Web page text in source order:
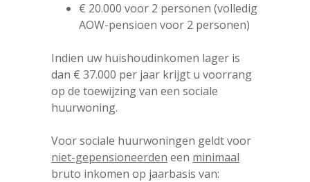
€ 20.000 voor 2 personen (volledig
AOW-pensioen voor 2 personen)
Indien uw huishoudinkomen lager is
dan € 37.000 per jaar krijgt u voorrang
op de toewijzing van een sociale
huurwoning.
Voor sociale huurwoningen geldt voor
niet-gepensioneerden een minimaal
bruto inkomen op jaarbasis van: